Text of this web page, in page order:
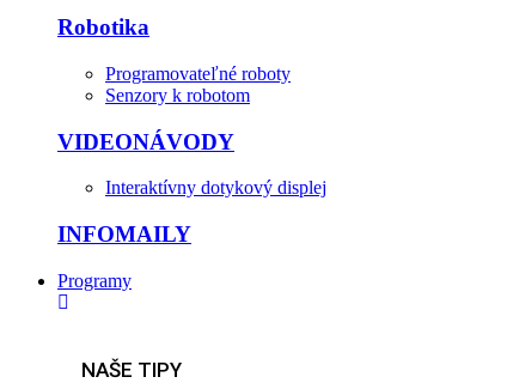
Robotika
Programovateľné roboty
Senzory k robotom
VIDEONÁVODY
Interaktívny dotykový displej
INFOMAILY
Programy
NAŠE TIPY